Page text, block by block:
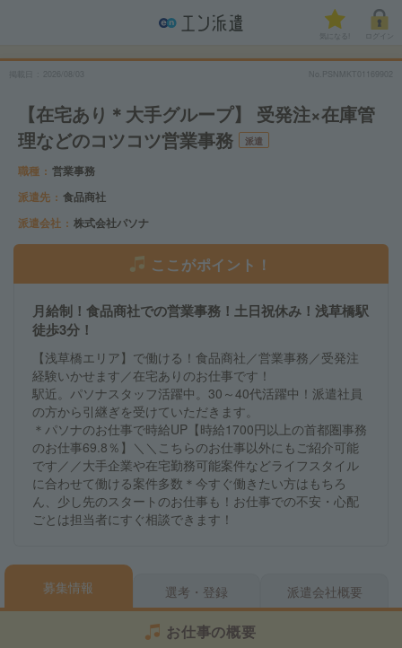
気になる!
No.PSNMKT01169902
【在宅あり＊大手グループ】 受発注×在庫管
理などのコツコツ営業事務
派遣
職種
営業事務
派遣先
食品商社
派遣会社
株式会社パソナ
ここがポイント！
月給制！食品商社での営業事務！土日祝休み！浅草橋駅
徒歩3分！
【浅草橋エリア】で働ける！食品商社／営業事務／受発注
経験いかせます／在宅ありのお仕事です！
駅近。パソナスタッフ活躍中。30～40代活躍中！派遣社員
の方から引継ぎを受けていただきます。
＊パソナのお仕事で時給UP【時給1700円以上の首都圏事務
のお仕事69.8％】＼＼こちらのお仕事以外にもご紹介可能
です／／大手企業や在宅勤務可能案件などライフスタイル
に合わせて働ける案件多数＊今すぐ働きたい方はもちろ
ん、少し先のスタートのお仕事も！お仕事での不安・心配
ごとは担当者にすぐ相談できます！
募集情報 選考・登録 派遣会社概要
お仕事の概要